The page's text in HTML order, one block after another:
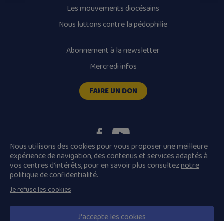
Les mouvements diocésains
Nous luttons contre la pédophilie
Abonnement à la newsletter
Mercredi infos
FAIRE UN DON
Plan du site
Mentions légales
Conditions Générales de Vente
© 2026 Diocèse de Quimper et Léon, Tous droits réservés.
Nous utilisons des cookies pour vous proposer une meilleure
expérience de navigation, des contenus et services adaptés à
vos centres d’intérêts, pour en savoir plus consulteznotre
politique de confidentialité.
Je refuse les cookies
J'accepte les cookies